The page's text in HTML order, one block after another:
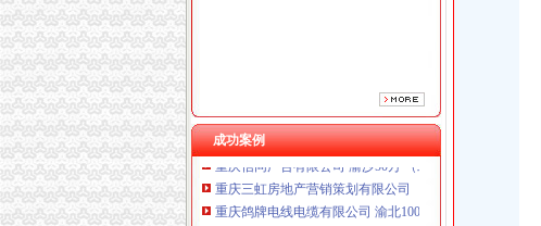
成功案例
重庆海谛升进出口贸易有限公司 渝北100万 （进出口权）
重庆奕欣锦诚商贸有限公司 渝九50万 （工商注册）
重庆信同广告有限公司 渝沙50万 （工商注册）
重庆三虹房地产营销策划有限公司
重庆鸽牌电线电缆有限公司 渝北10010万 (进出口权)
重庆科发表面处理有限责任公司 渝北800万 （进出口权）